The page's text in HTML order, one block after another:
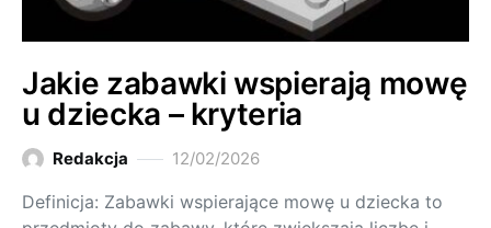
Jakie zabawki wspierają mowę
u dziecka – kryteria
Redakcja 12/02/2026
Definicja: Zabawki wspierające mowę u dziecka to